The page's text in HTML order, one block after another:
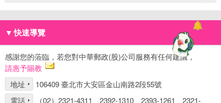
▼ 快速導覽
感謝您的蒞臨，若您對中華郵政(股)公司服務有任何建議，
請惠予賜教
地址
106409 臺北市大安區金山南路2段55號
電話
（02）2321-4311、2392-1310、2393-1261、2321-